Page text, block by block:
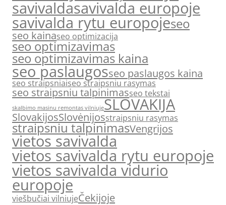
savivaldasavivalda europoje
savivalda rytu europojeseo
seo kainaseo optimizacija
seo optimizavimas
seo optimizavimas kaina
seo paslaugosseo paslaugos kaina
seo straipsniaiseo straipsniu rasymas
seo straipsniu talpinimasseo tekstai
skalbimo masinu remontas vilniujeSLOVAKIJA
SlovakijosSlovėnijosstraipsniu rasymas
straipsniu talpinimasVengrijos
vietos savivalda
vietos savivalda rytu europoje
vietos savivalda vidurio
europoje
viešbučiai vilniujeČekijoje